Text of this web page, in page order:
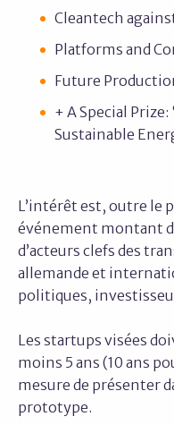
Cleantech
Platforms and
Future
+ A Special
Sustainable
L’intérêt est, outre le
événement montant
d’acteurs clefs des
allemande et
politiques,
Les startups visées
moins 5 ans (10 ans
mesure de présenter
prototype.